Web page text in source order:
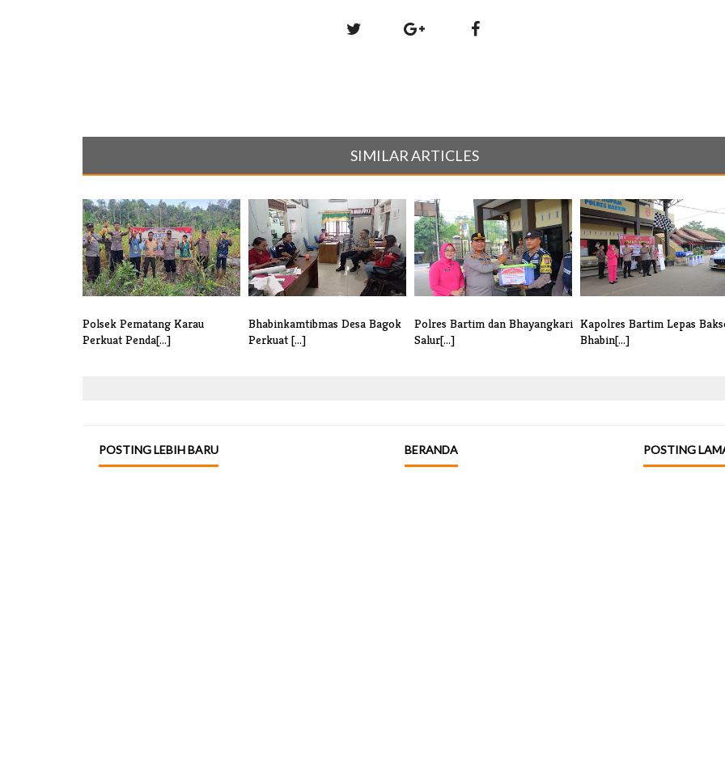
SIMILAR ARTICLES
Polsek Pematang Karau
Perkuat Penda[...]
Bhabinkamtibmas Desa Bagok
Perkuat [...]
Polres Bartim dan Bhayangkari
Salur[...]
Kapolres Bartim Lepas
Bhabin[...]
POSTING LEBIH BARU POSTING
BERANDA